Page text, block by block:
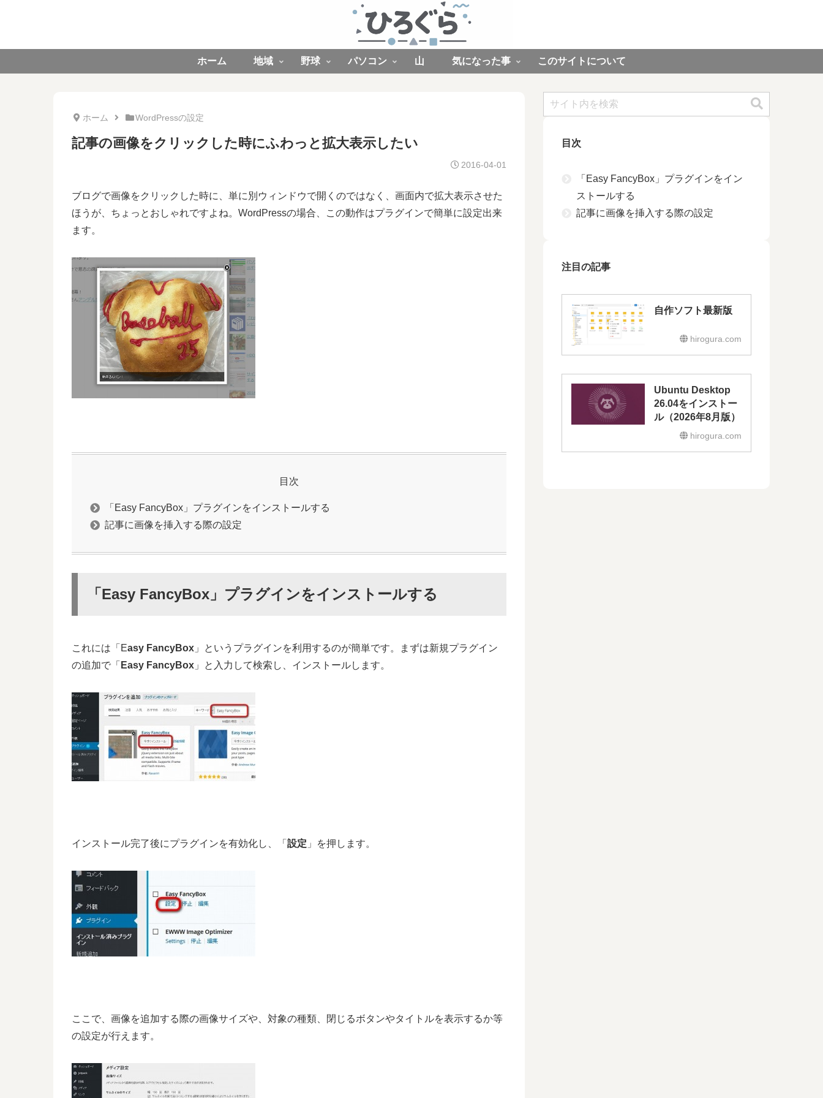
ホーム 地域 野球 パソコン 山 気になった事 このサイトについて
ホーム WordPressの設定
記事の画像をクリックした時にふわっと拡大表示したい
2016-04-01
ブログで画像をクリックした時に、単に別ウィンドウで開くのではなく、画面内で拡大表示させた
ほうが、ちょっとおしゃれですよね。WordPressの場合、この動作はプラグインで簡単に設定出来
ます。
目次
「Easy FancyBox」プラグインをインストールする
記事に画像を挿入する際の設定
「Easy FancyBox」プラグインをインストールする
これには「Easy FancyBox 」というプラグインを利用するのが簡単です。まずは新規プラグイン
の追加で「 Easy FancyBox 」と入力して検索し、インストールします。
インストール完了後にプラグインを有効化し、「 設定 」を押します。
ここで、画像を追加する際の画像サイズや、対象の種類、閉じるボタンやタイトルを表示するか等
の設定が行えます。
目次
「Easy FancyBox」プラグインをイン
ストールする
記事に画像を挿入する際の設定
注目の記事
自作ソフト最新版
hirogura.com
Ubuntu Desktop
26.04をインストー
ル（2026年8月版）
hirogura.com